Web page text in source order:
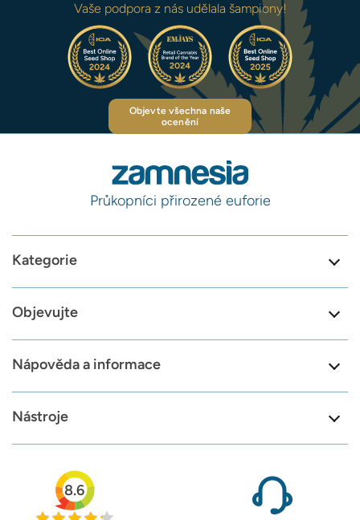
Vaše podpora z nás udělala šampiony!
Objevte všechna naše
ocenění
Průkopníci přirozené euforie
Kategorie
Objevujte
Nápověda a informace
Nástroje
8.6